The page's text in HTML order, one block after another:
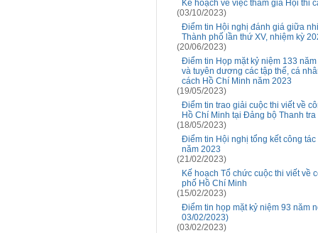
Kế hoạch về việc tham gia Hội thi
(03/10/2023)
Điểm tin Hội nghị đánh giá giữa
Thành phố lần thứ XV, nhiệm kỳ
(20/06/2023)
Điểm tin Họp mặt kỷ niệm 133
và tuyên dương các tập thể, cá
cách Hồ Chí Minh năm 2023
(19/05/2023)
Điểm tin trao giải cuộc thi viết về
Hồ Chí Minh tại Đảng bộ Thanh
(18/05/2023)
Điểm tin Hội nghị tổng kết công
năm 2023
(21/02/2023)
Kế hoạch Tổ chức cuộc thi viết về
phố Hồ Chí Minh
(15/02/2023)
Điểm tin họp mặt kỷ niệm 93 năm
03/02/2023)
(03/02/2023)